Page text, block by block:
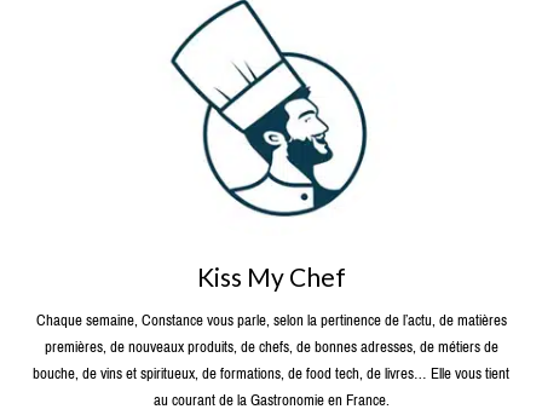
Kiss My Chef
Chaque semaine, Constance vous parle, selon la pertinence de l’actu, de matières
premières, de nouveaux produits, de chefs, de bonnes adresses, de métiers de
bouche, de vins et spiritueux, de formations, de food tech, de livres… Elle vous tient
au courant de la Gastronomie en France.